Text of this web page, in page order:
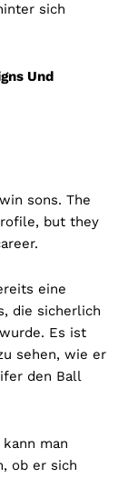
sich
Und
sons. The
but they
eine
die sicherlich
Es ist
sehen, wie er
den Ball
man
ob er sich